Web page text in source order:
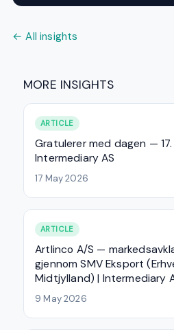
← All insights
MORE INSIGHTS
ARTICLE
Gratulerer med dagen —
Intermediary AS
17 May 2026
ARTICLE
Artlinco A/S —
gjennom SMV Eksport
Midtjylland) | Intermediary
9 May 2026